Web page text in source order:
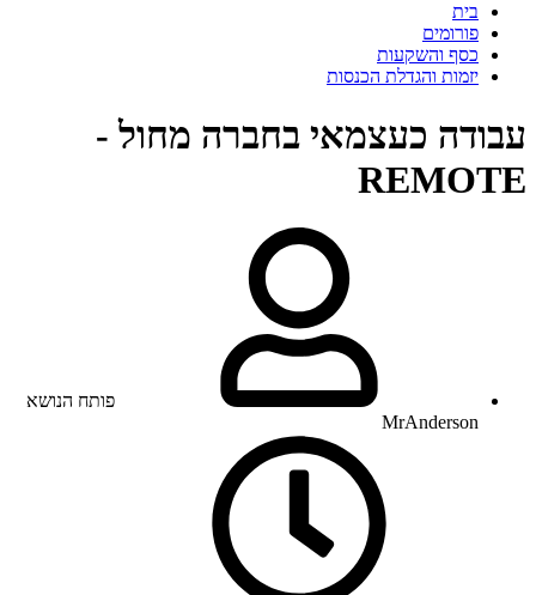
בית
פורומים
כסף והשקעות
יזמות והגדלת הכנסות
עבודה כעצמאי בחברה מחול -
REMOTE
פותח הנושא
MrAnderson